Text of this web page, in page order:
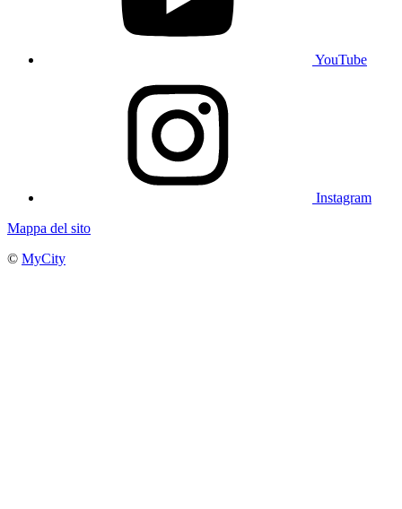
YouTube
Instagram
Mappa del sito
© MyCity